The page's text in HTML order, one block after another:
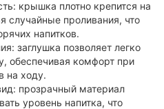
крышка плотно крепится на
случайные проливания, что
напитков.
заглушка позволяет легко
обеспечивая комфорт при
на ходу.
прозрачный материал
уровень напитка, что